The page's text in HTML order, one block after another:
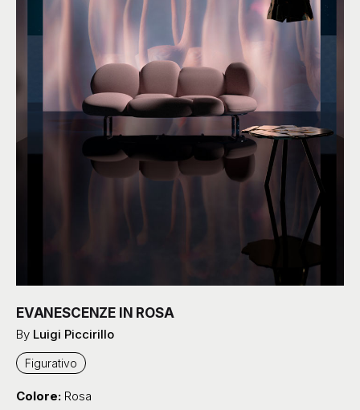
EVANESCENZE IN ROSA
ByLuigi Piccirillo